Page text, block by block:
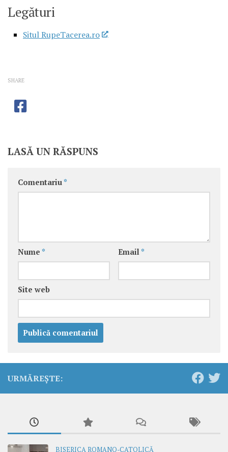
Legături
Situl RupeTacerea.ro
SHARE
LASĂ UN RĂSPUNS
Comentariu *
Nume * Email *
Site web
URMĂREȘTE:
BISERICA ROMANO-CATOLICĂ